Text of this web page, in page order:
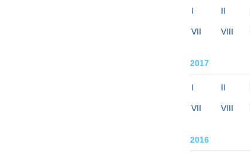
I II
VII VIII
2017
I II
VII VIII
2016